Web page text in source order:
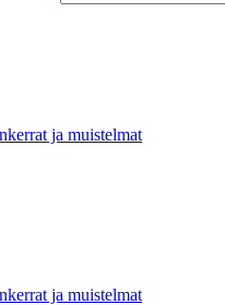
ja muistelmat
ja muistelmat